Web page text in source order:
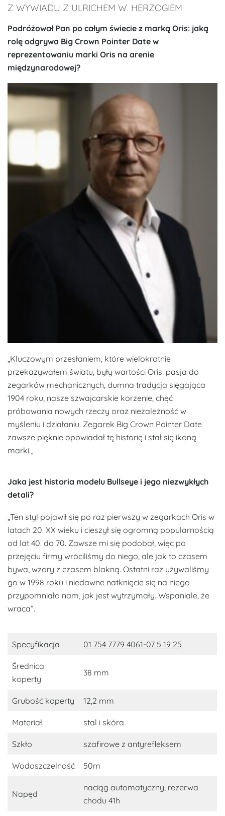
Z WYWIADU Z ULRICHEM W. HERZOGIEM
Podróżował Pan po całym świecie z marką Oris: jaką
rolę odgrywa Big Crown Pointer Date w
reprezentowaniu marki Oris na arenie
międzynarodowej?
„Kluczowym przesłaniem, które wielokrotnie
przekazywałem światu, były wartości Oris: pasja do
zegarków mechanicznych, dumna tradycja sięgająca
1904 roku, nasze szwajcarskie korzenie, chęć
próbowania nowych rzeczy oraz niezależność w
myśleniu i działaniu. Zegarek Big Crown Pointer Date
zawsze pięknie opowiadał tę historię i stał się ikoną
marki.„
Jaka jest historia modelu Bullseye i jego niezwykłych
detali?
„Ten styl pojawił się po raz pierwszy w zegarkach Oris w
latach 20. XX wieku i cieszył się ogromną popularnością
od lat 40. do 70. Zawsze mi się podobał, więc po
przejęciu firmy wróciliśmy do niego, ale jak to czasem
bywa, wzory z czasem blakną. Ostatni raz używaliśmy
go w 1998 roku i niedawne natknięcie się na niego
przypomniało nam, jak jest wytrzymały. Wspaniale, że
wraca”.
Specyfikacja 01 754 7779 4061-07 5 19 25
Średnica
koperty
38 mm
Grubość koperty 12,2 mm
Materiał stal i skóra
Szkło szafirowe z antyrefleksem
Wodoszczelność 50m
Napęd
naciąg automatyczny, rezerwa
chodu 41h